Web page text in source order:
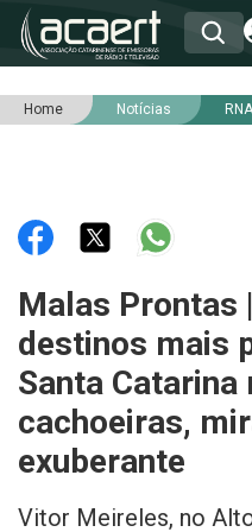
HOME
RNA
NOTÍCIAS
SERVIÇOS
INTEGRIDADE
Home Notícias
Malas Prontas
destinos mais
Santa Catarina
cachoeiras,
exuberante
Vitor Meireles, no